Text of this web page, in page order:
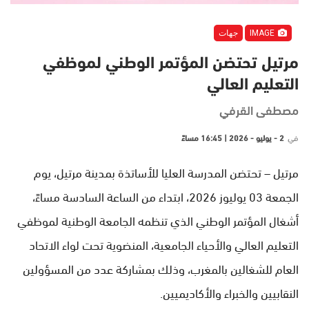
جهات
مرتيل تحتضن المؤتمر الوطني لموظفي
التعليم العالي
مصطفى القرفي
في 2 - يوليو - 2026 | 16:45 مساءً
مرتيل – تحتضن المدرسة العليا للأساتذة بمدينة مرتيل، يوم
الجمعة 03 يوليوز 2026، ابتداء من الساعة السادسة مساءً،
أشغال المؤتمر الوطني الذي تنظمه الجامعة الوطنية لموظفي
التعليم العالي والأحياء الجامعية، المنضوية تحت لواء الاتحاد
العام للشغالين بالمغرب، وذلك بمشاركة عدد من المسؤولين
النقابيين والخبراء والأكاديميين.